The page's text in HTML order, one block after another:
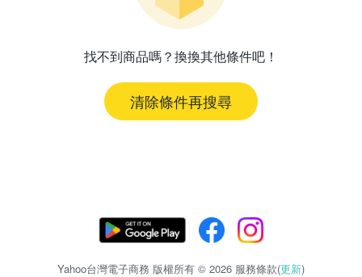
找不到商品嗎？換換其他條件吧！
清除條件再搜尋
Yahoo台灣電子商務 版權所有 © 2026 服務條款(更新)